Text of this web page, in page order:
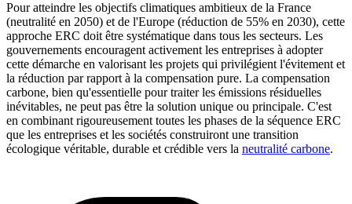
Pour atteindre les objectifs climatiques ambitieux de la France
(neutralité en 2050) et de l'Europe (réduction de 55% en 2030), cette
approche ERC doit être systématique dans tous les secteurs. Les
gouvernements encouragent activement les entreprises à adopter
cette démarche en valorisant les projets qui privilégient l'évitement et
la réduction par rapport à la compensation pure. La compensation
carbone, bien qu'essentielle pour traiter les émissions résiduelles
inévitables, ne peut pas être la solution unique ou principale. C'est
en combinant rigoureusement toutes les phases de la séquence ERC
que les entreprises et les sociétés construiront une transition
écologique véritable, durable et crédible vers la neutralité carbone.